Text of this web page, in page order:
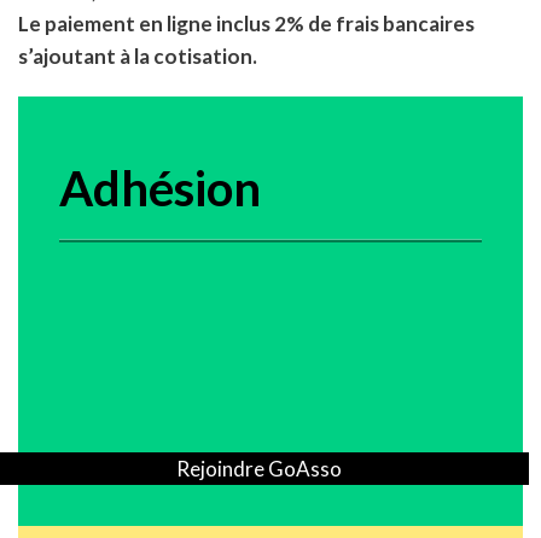
Le paiement en ligne inclus 2% de frais bancaires
s’ajoutant à la cotisation.
Adhésion
Rejoindre GoAsso